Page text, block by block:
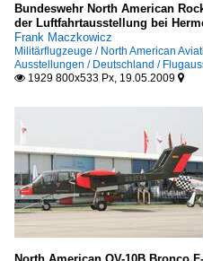
Bundeswehr North American
der Luftfahrtausstellung bei
Frank Maczkowicz
Militärflugzeuge / North American
Ausstellungen / Deutschland /
 1929 800x533 Px, 19.05.2009 